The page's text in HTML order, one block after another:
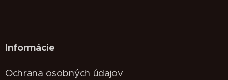
Informácie
Ochrana osobných údajov